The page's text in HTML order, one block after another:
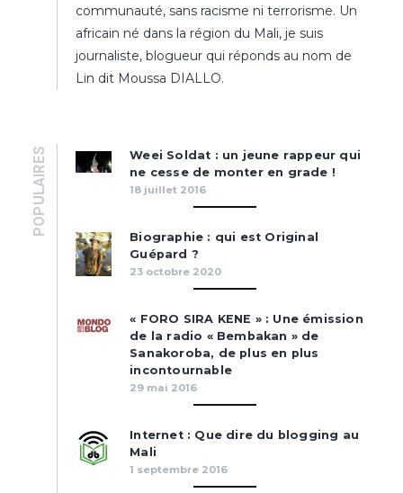
communauté, sans racisme ni terrorisme. Un
africain né dans la région du Mali, je suis
journaliste, blogueur qui réponds au nom de
Lin dit Moussa DIALLO.
POPULAIRES
Weei Soldat : un jeune rappeur qui
ne cesse de monter en grade !
18 juillet 2016
Biographie : qui est Original
Guépard ?
23 octobre 2020
« FORO SIRA KENE » : Une émission
de la radio « Bembakan » de
Sanakoroba, de plus en plus
incontournable
29 mai 2016
Internet : Que dire du blogging au
Mali
1 septembre 2016